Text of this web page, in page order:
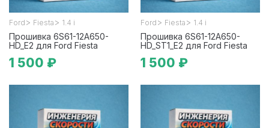
Ford > Fiesta > 1.4 i
Прошивка 6S61-12A650-
HD_E2 для Ford Fiesta
1 500 ₽
Ford > Fiesta > 1.4 i
Прошивка 6S61-12A650-
HD_ST1_E2 для Ford Fiesta
1 500 ₽